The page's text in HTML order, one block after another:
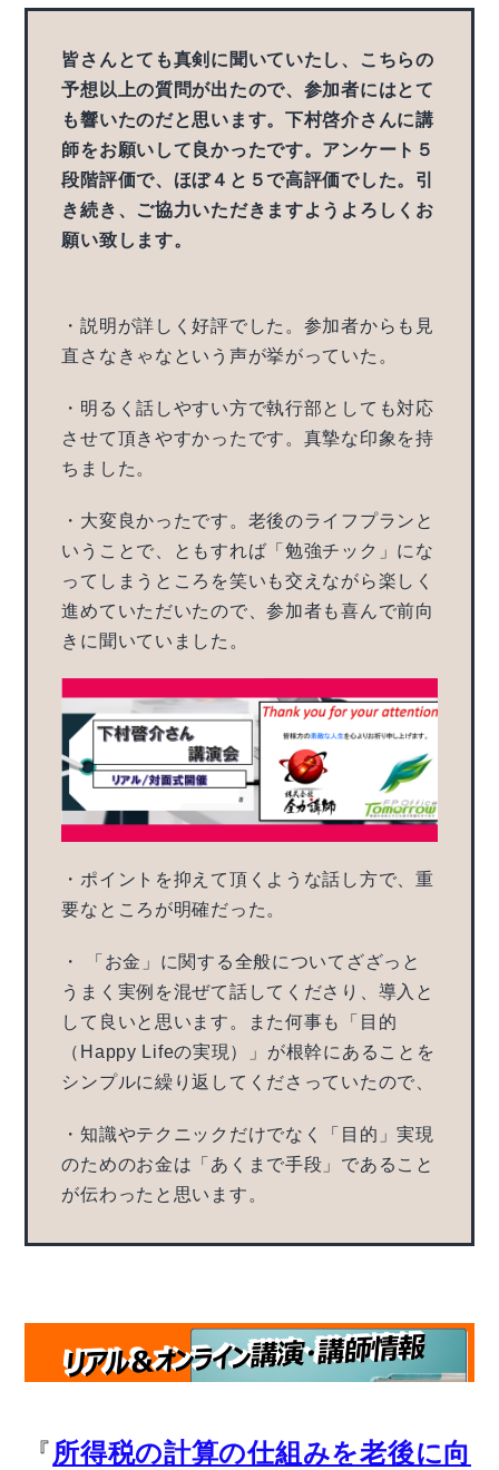
皆さんとても真剣に聞いていたし、こちらの
予想以上の質問が出たので、参加者にはとて
も響いたのだと思います。下村啓介さんに講
師をお願いして良かったです。アンケート５
段階評価で、ほぼ４と５で高評価でした。引
き続き、ご協力いただきますようよろしくお
願い致します。
・説明が詳しく好評でした。参加者からも見
直さなきゃなという声が挙がっていた。
・明るく話しやすい方で執行部としても対応
させて頂きやすかったです。真摯な印象を持
ちました。
・大変良かったです。老後のライフプランと
いうことで、ともすれば「勉強チック」にな
ってしまうところを笑いも交えながら楽しく
進めていただいたので、参加者も喜んで前向
きに聞いていました。
・ポイントを抑えて頂くような話し方で、重
要なところが明確だった。
・ 「お金」に関する全般についてざざっと
うまく実例を混ぜて話してくださり、導入と
して良いと思います。また何事も「目的
（Happy Lifeの実現）」が根幹にあることを
シンプルに繰り返してくださっていたので、
・知識やテクニックだけでなく「目的」実現
のためのお金は「あくまで手段」であること
が伝わったと思います。
『所得税の計算の仕組みを老後に向